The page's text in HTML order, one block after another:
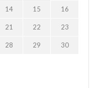
14 15 16
21 22 23
28 29 30